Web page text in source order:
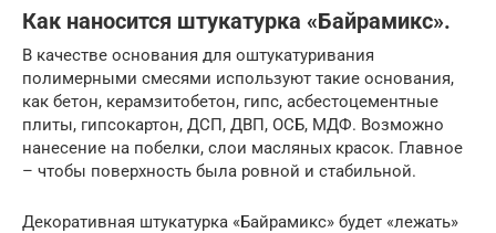
Как наносится штукатурка «Байрамикс».
В качестве основания для оштукатуривания
полимерными смесями используют такие основания,
как бетон, керамзитобетон, гипс, асбестоцементные
плиты, гипсокартон, ДСП, ДВП, ОСБ, МДФ. Возможно
нанесение на побелки, слои масляных красок. Главное
– чтобы поверхность была ровной и стабильной.
Декоративная штукатурка «Байрамикс» будет «лежать»